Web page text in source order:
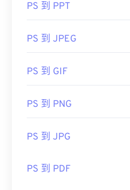
PS 到 PPT
PS 到 JPEG
PS 到 GIF
PS 到 PNG
PS 到 JPG
PS 到 PDF